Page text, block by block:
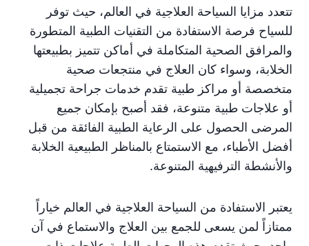
تتعدد مزايا السياحة العلاجية في العالم، حيث توفر
للسياح فرصة الاستفادة من التقنيات الطبية المتطورة
والمرافق الصحية المتكاملة في أماكن تتميز بطبيعتها
الخلابة، وسواء كان العلاج في منتجعات صحية
متخصصة أو مراكز طبية تقدم خدمات جراحة تجميلية
أو علاجات طبية متنوعة، فقد أصبح بإمكان جميع
المرضى الحصول على الرعاية الطبية الفائقة من قبل
أفضل الأطباء، مع الاستمتاع بالمناظر الطبيعية الخلابة
والأنشطة الترفيهية المتنوعة.
يعتبر الاستفادة من السياحة العلاجية في العالم خياراً
ممتازاً لمن يسعى للجمع بين العلاج والاستماع في آن